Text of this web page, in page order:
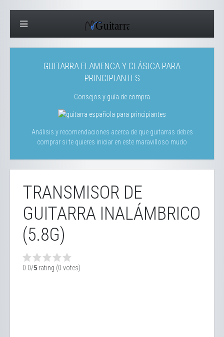
GUITARRA FLAMENCA Y CLÁSICA PARA
PRINCIPIANTES
Consejos y guía de compra
Análisis y recomendaciones acerca de que guitarras debes
comprar si te quieres iniciar en este maravilloso mudo
TRANSMISOR DE
GUITARRA INALÁMBRICO
(5.8G)
0.0/5 rating (0 votes)